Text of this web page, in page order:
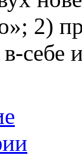
2)
себе